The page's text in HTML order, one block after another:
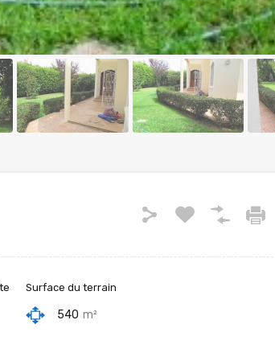
Surface du terrain
540 m²